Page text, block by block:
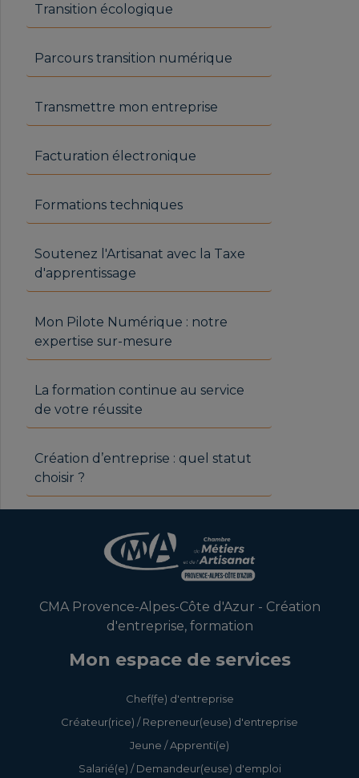
Transition écologique
Parcours transition numérique
Transmettre mon entreprise
Facturation électronique
Formations techniques
Soutenez l'Artisanat avec la Taxe
d'apprentissage
Mon Pilote Numérique : notre
expertise sur-mesure
La formation continue au service
de votre réussite
Création d’entreprise : quel statut
choisir ?
CMA Provence-Alpes-Côte d'Azur - Création
d'entreprise, formation
Mon espace de services
Chef(fe) d'entreprise
Créateur(rice) / Repreneur(euse) d'entreprise
Jeune / Apprenti(e)
Salarié(e) / Demandeur(euse) d'emploi